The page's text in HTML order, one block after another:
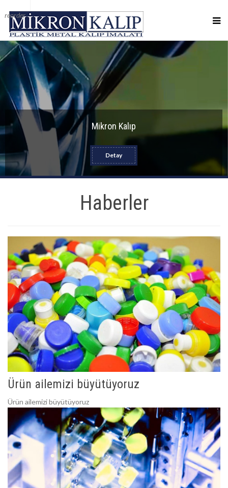
reorder
Mikron Kalıp
Detay
Haberler
Ürün ailemizi büyütüyoruz
Ürün ailemizi büyütüyoruz